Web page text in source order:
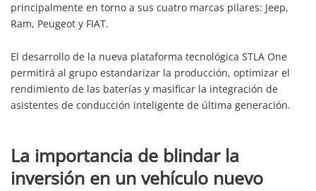
principalmente en torno a sus cuatro marcas pilares: Jeep,
Ram, Peugeot y FIAT.
El desarrollo de la nueva plataforma tecnológica STLA One
permitirá al grupo estandarizar la producción, optimizar el
rendimiento de las baterías y masificar la integración de
asistentes de conducción inteligente de última generación.
La importancia de blindar la
inversión en un vehículo nuevo